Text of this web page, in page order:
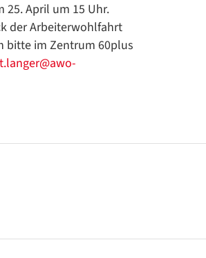
25. April um 15 Uhr.
der Arbeiterwohlfahrt
bitte im Zentrum 60plus